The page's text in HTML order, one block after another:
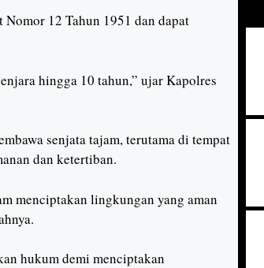
12 Tahun 1951 dan dapat
hingga 10 tahun,” ujar Kapolres
senjata tajam, terutama di tempat
dan ketertiban.
menciptakan lingkungan yang aman
hukum demi menciptakan